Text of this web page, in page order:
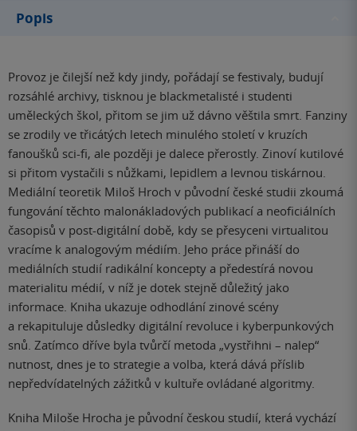
Popis
Provoz je čilejší než kdy jindy, pořádají se festivaly, budují
rozsáhlé archivy, tisknou je blackmetalisté i studenti
uměleckých škol, přitom se jim už dávno věštila smrt. Fanziny
se zrodily ve třicátých letech minulého století v kruzích
fanoušků sci-fi, ale později je dalece přerostly. Zinoví kutilové
si přitom vystačili s nůžkami, lepidlem a levnou tiskárnou.
Mediální teoretik Miloš Hroch v původní české studii zkoumá
fungování těchto malonákladových publikací a neoficiálních
časopisů v post-digitální době, kdy se přesyceni virtualitou
vracíme k analogovým médiím. Jeho práce přináší do
mediálních studií radikální koncepty a předestírá novou
materialitu médií, v níž je dotek stejně důležitý jako
informace. Kniha ukazuje odhodlání zinové scény
a rekapituluje důsledky digitální revoluce i kyberpunkových
snů. Zatímco dříve byla tvůrčí metoda „vystřihni – nalep“
nutnost, dnes je to strategie a volba, která dává příslib
nepředvídatelných zážitků v kultuře ovládané algoritmy.
Kniha Miloše Hrocha je původní českou studií, která vychází